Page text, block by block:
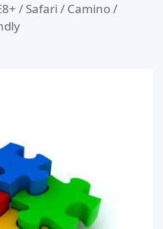
/ Safari / Camino /